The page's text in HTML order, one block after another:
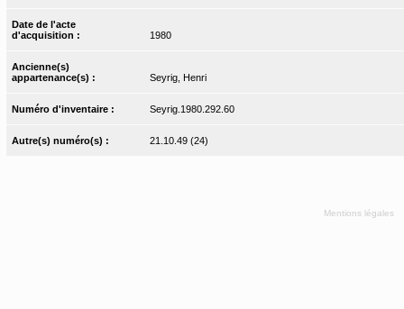
Date de l'acte
d'acquisition :
1980
Ancienne(s)
appartenance(s) :
Seyrig, Henri
Numéro d'inventaire : Seyrig.1980.292.60
Autre(s) numéro(s) : 21.10.49 (24)
Mentions légales